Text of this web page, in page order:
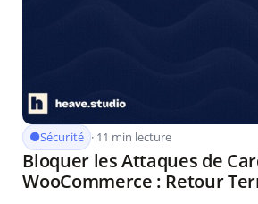
Sécurité · 11 min lecture
Bloquer les Attaques de
WooCommerce : Retour